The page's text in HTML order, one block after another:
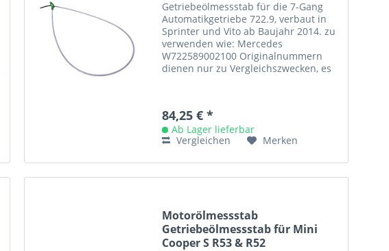
Getriebeölmessstab für die 7-Gang
Automatikgetriebe 722.9, verbaut in
Sprinter und Vito ab Baujahr 2014. zu
verwenden wie: Mercedes
W722589002100 Originalnummern
dienen nur zu Vergleichszwecken, es
84,25 € *
Ab Lager lieferbar
Vergleichen
Merken
Motorölmessstab
Getriebeölmessstab für Mini
Cooper S R53 & R52